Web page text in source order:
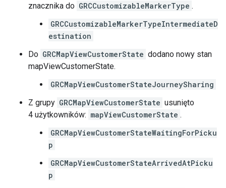
znacznika do GRCCustomizableMarkerType .
GRCCustomizableMarkerTypeIntermediateD
estination
Do GRCMapViewCustomerState dodano nowy stan
mapViewCustomerState.
GRCMapViewCustomerStateJourneySharing
Z grupy GRCMapViewCustomerState usunięto
4 użytkowników: mapViewCustomerState .
GRCMapViewCustomerStateWaitingForPicku
p
GRCMapViewCustomerStateArrivedAtPicku
p